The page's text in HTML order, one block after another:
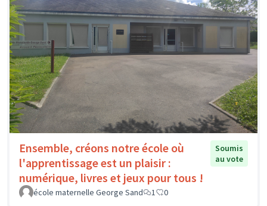
Ensemble, créons notre école où
l'apprentissage est un plaisir :
numérique, livres et jeux pour tous !
Soumis
au vote
école maternelle George Sand 1 0